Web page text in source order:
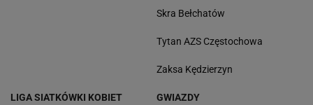
Skra Bełchatów
Tytan AZS Częstochowa
Zaksa Kędzierzyn
LIGA SIATKÓWKI KOBIET GWIAZDY